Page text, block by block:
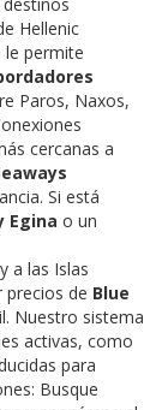
Hellenic
le permite
Paros, Naxos,
cercanas a
Si está
Egina o un
a las Islas
precios de Blue
Nuestro sistema
activas, como
para
Busque